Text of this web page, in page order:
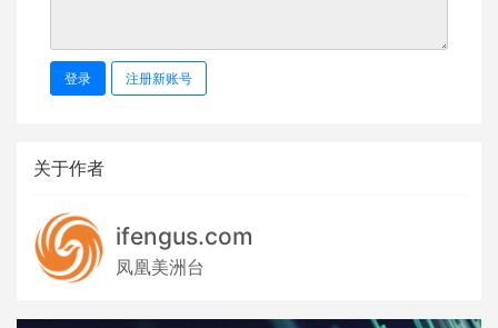
登录 注册新账号
关于作者
ifengus.com
凤凰美洲台